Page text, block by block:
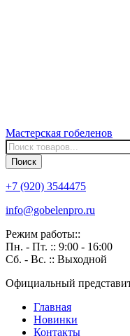
Мастерская гобеленов
Поиск
товаров
Поиск
+7 (920) 3544475
info@gobelenpro.ru
Режим работы::
Пн. - Пт. :: 9:00 - 16:00
Сб. - Вс. :: Выходной
Официальный
Главная
Новинки
Контакты